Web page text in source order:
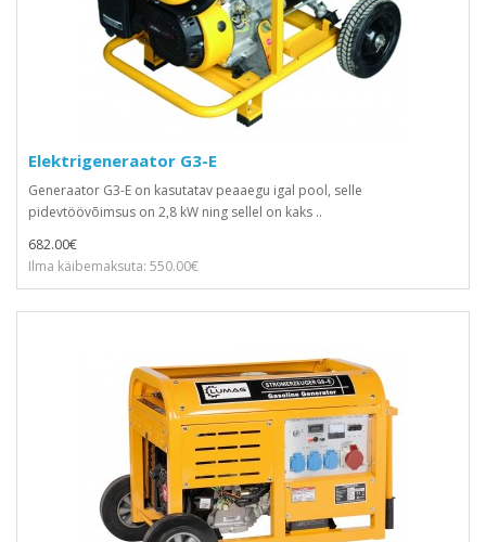
Elektrigeneraator G3-E
Generaator G3-E on kasutatav peaaegu igal pool, selle
pidevtöövõimsus on 2,8 kW ning sellel on kaks ..
682.00€
Ilma käibemaksuta: 550.00€